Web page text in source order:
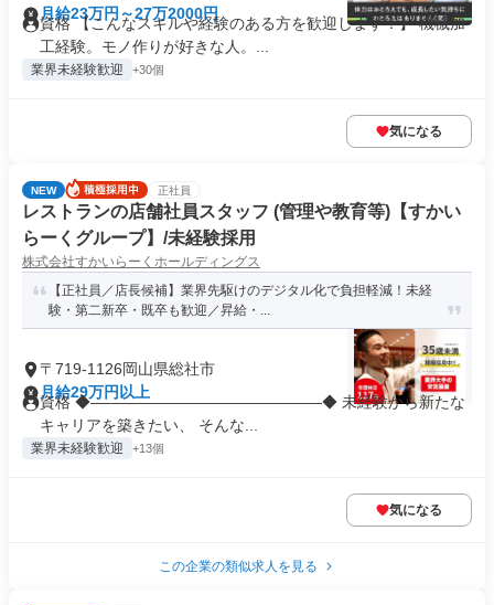
月給23万円～27万2000円
資格 【こんなスキルや経験のある方を歓迎します！】 機械加
工経験。モノ作りが好きな人。...
業界未経験歓迎 +30個
気になる
NEW 正社員
レストランの店舗社員スタッフ (管理や教育等)【すかい
らーくグループ】/未経験採用
株式会社すかいらーくホールディングス
【正社員／店長候補】業界先駆けのデジタル化で負担軽減！未経
験・第二新卒・既卒も歓迎／昇給・...
〒719-1126岡山県総社市
月給29万円以上
資格 ◆―――――――――――――――◆ 未経験から新たな
キャリアを築きたい、 そんな...
業界未経験歓迎 +13個
気になる
この企業の類似求人を見る